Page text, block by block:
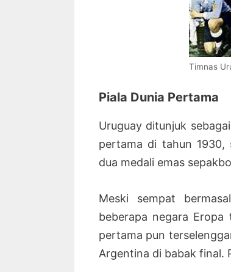
Timnas
Piala Dunia Pertama
Uruguay ditunjuk
pertama di tahun 1930,
dua medali emas
Meski sempat
beberapa negara
pertama pun
Argentina di babak final.